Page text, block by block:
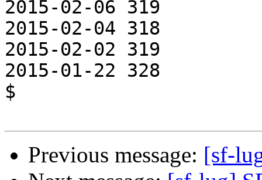
2015-02-06 319
2015-02-04 318
2015-02-02 319
2015-01-22 328
$
Previous message: [sf-